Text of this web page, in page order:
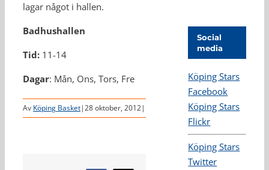
lagar något i hallen.
Badhushallen
Tid: 11-14
Dagar: Mån, Ons, Tors, Fre
Av Köping Basket|28 oktober, 2012|
Social
media
Köping Stars
Facebook
Köping Stars
Flickr
Köping Stars
Twitter